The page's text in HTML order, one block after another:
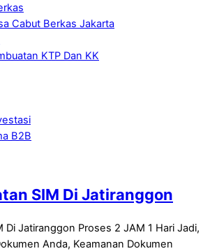
Cabut Berkas Jakarta
KTP Dan KK
B2B
SIM Di Jatiranggon
Di Jatiranggon Proses 2 JAM 1 Hari Jadi,
Anda, Keamanan Dokumen